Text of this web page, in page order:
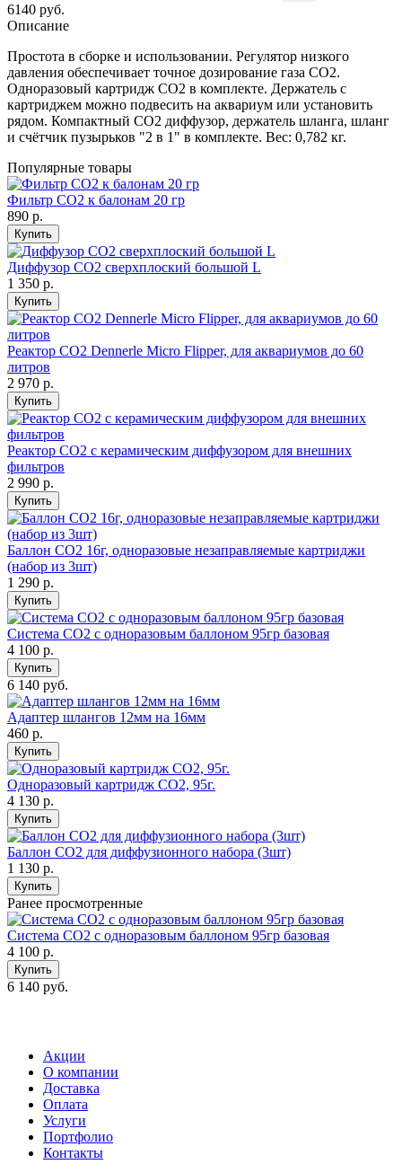
6140 руб.
Описание
Простота в сборке и использовании. Регулятор низкого
давления обеспечивает точное дозирование газа CO2.
Одноразовый картридж CO2 в комплекте. Держатель с
картриджем можно подвесить на аквариум или установить
рядом. Компактный СО2 диффузор, держатель шланга, шланг
и счётчик пузырьков "2 в 1" в комплекте. Вес: 0,782 кг.
Популярные товары
Фильтр CO2 к балонам 20 гр
890 р.
Купить
Диффузор СО2 сверхплоский большой L
1 350 р.
Купить
Реактор CO2 Dennerle Micro Flipper, для аквариумов до 60
литров
2 970 р.
Купить
Реактор СО2 с керамическим диффузором для внешних
фильтров
2 990 р.
Купить
Баллон СО2 16г, одноразовые незаправляемые картриджи
(набор из 3шт)
1 290 р.
Купить
Система СО2 с одноразовым баллоном 95гр базовая
4 100 р.
Купить
6 140 руб.
Адаптер шлангов 12мм на 16мм
460 р.
Купить
Одноразовый картридж CO2, 95г.
4 130 р.
Купить
Баллон СО2 для диффузионного набора (3шт)
1 130 р.
Купить
Ранее просмотренные
Система СО2 с одноразовым баллоном 95гр базовая
4 100 р.
Купить
6 140 руб.
Акции
О компании
Доставка
Оплата
Услуги
Портфолио
Контакты